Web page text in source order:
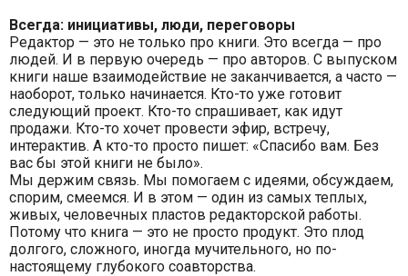
Всегда: инициативы, люди, переговоры
Редактор — это не только про книги. Это всегда — про
людей. И в первую очередь — про авторов. С выпуском
книги наше взаимодействие не заканчивается, а часто —
наоборот, только начинается. Кто-то уже готовит
следующий проект. Кто-то спрашивает, как идут
продажи. Кто-то хочет провести эфир, встречу,
интерактив. А кто-то просто пишет: «Спасибо вам. Без
вас бы этой книги не было».
Мы держим связь. Мы помогаем с идеями, обсуждаем,
спорим, смеемся. И в этом — один из самых теплых,
живых, человечных пластов редакторской работы.
Потому что книга — это не просто продукт. Это плод
долгого, сложного, иногда мучительного, но по-
настоящему глубокого соавторства.